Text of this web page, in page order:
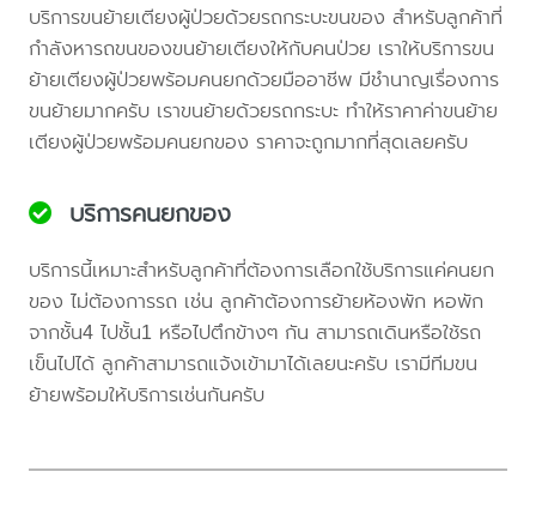
บริการขนย้ายเตียงผู้ป่วยด้วยรถกระบะขนของ สำหรับลูกค้าที่
กำลังหารถขนของขนย้ายเตียงให้กับคนป่วย เราให้บริการขน
ย้ายเตียงผู้ป่วยพร้อมคนยกด้วยมืออาชีพ มีชำนาญเรื่องการ
ขนย้ายมากครับ เราขนย้ายด้วยรถกระบะ ทำให้ราคาค่าขนย้าย
เตียงผู้ป่วยพร้อมคนยกของ ราคาจะถูกมากที่สุดเลยครับ
บริการคนยกของ
บริการนี้เหมาะสำหรับลูกค้าที่ต้องการเลือกใช้บริการแค่คนยก
ของ ไม่ต้องการรถ เช่น ลูกค้าต้องการย้ายห้องพัก หอพัก
จากชั้น4 ไปชั้น1 หรือไปตึกข้างๆ กัน สามารถเดินหรือใช้รถ
เข็นไปได้ ลูกค้าสามารถแจ้งเข้ามาได้เลยนะครับ เรามีทีมขน
ย้ายพร้อมให้บริการเช่นกันครับ